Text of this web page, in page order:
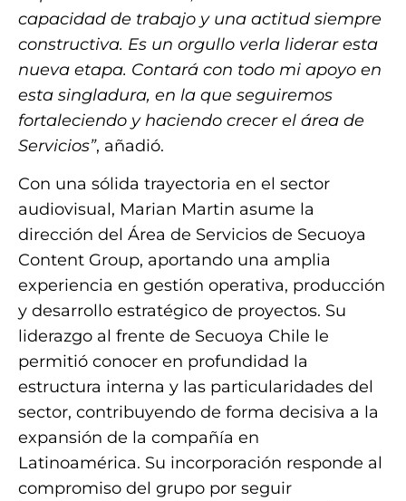
capacidad de trabajo y una actitud siempre
constructiva. Es un orgullo verla liderar esta
nueva etapa. Contará con todo mi apoyo en
esta singladura, en la que seguiremos
fortaleciendo y haciendo crecer el área de
Servicios”, añadió.
Con una sólida trayectoria en el sector
audiovisual, Marian Martin asume la
dirección del Área de Servicios de Secuoya
Content Group, aportando una amplia
experiencia en gestión operativa, producción
y desarrollo estratégico de proyectos. Su
liderazgo al frente de Secuoya Chile le
permitió conocer en profundidad la
estructura interna y las particularidades del
sector, contribuyendo de forma decisiva a la
expansión de la compañía en
Latinoamérica. Su incorporación responde al
compromiso del grupo por seguir